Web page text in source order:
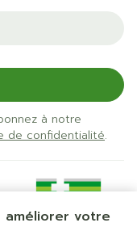
améliorer votre
à notre
de confidentialité.